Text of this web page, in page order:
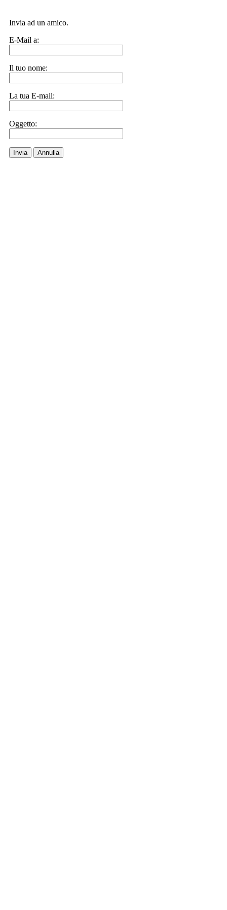
Invia ad un amico.
E-Mail a:
Il tuo nome:
La tua E-mail:
Oggetto:
Invia Annulla